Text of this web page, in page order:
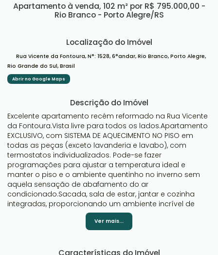
Apartamento à venda, 102 m² por R$ 795.000,00 -
Rio Branco - Porto Alegre/RS
Localização do Imóvel
Rua Vicente da Fontoura, N°: 1528, 6°andar, Rio Branco, Porto Alegre,
Rio Grande do Sul, Brasil
Abrir no Google Maps
Descrição do Imóvel
Excelente apartamento recém reformado na Rua Vicente
da Fontoura.Vista livre para todos os lados.Apartamento
EXCLUSIVO, com SISTEMA DE AQUECIMENTO NO PISO em
todas as peças (exceto lavanderia e lavabo), com
termostatos individualizados. Pode-se fazer
programações para ajustar a temperatura ideal e
manter o piso e o ambiente quentinho no inverno sem
aquela sensação de abafamento do ar
condicionado.Sacada, sala de estar, jantar e cozinha
integradas, proporcionando um ambiente incrível de
integração e contato entre as pessoas: Ideal para
receber os amigos ou juntar a família.Churrasqueira
espetacular com parede de vidro.Ampla suíte com
porcelanato 60x120, cubas esculpidas, armários inferiores
Ver mais...